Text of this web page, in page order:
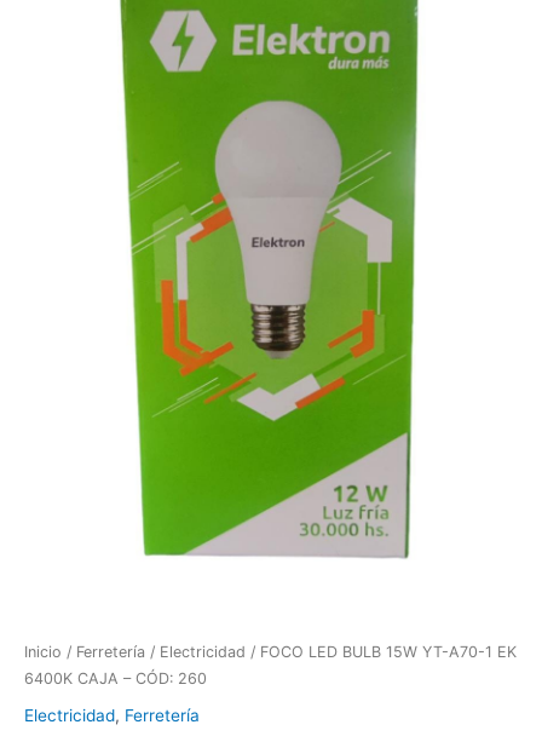
Inicio / Ferretería / Electricidad / FOCO LED BULB 15W YT-A70-1 EK
6400K CAJA – CÓD: 260
Electricidad, Ferretería